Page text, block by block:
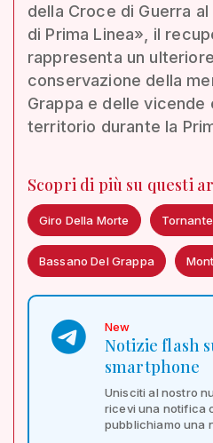
della Croce di Guerra
di Prima Linea», il
rappresenta un
conservazione della
Grappa e delle vicende
territorio durante la
Scopri di più su questi
Giro Della Morte Tornante
Bassano Del Grappa
New
Notizie flash
smartphone
Unisciti al nostro
ricevi una notifica
pubblichiamo una